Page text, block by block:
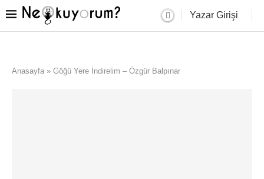
Yazar Girişi
Anasayfa » Göğü Yere İndirelim – Özgür Balpınar